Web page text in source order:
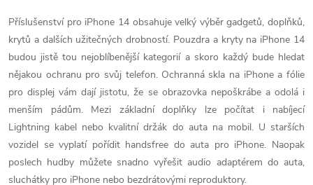
d
a
c
í
p
r
á
n
k
o
v
á
n
í
Příslušenství pro iPhone 14 obsahuje velký výběr gadgetů, doplňků,
krytů a dalších užitečných drobností. Pouzdra a kryty na iPhone 14
budou jistě tou nejoblíbenější kategorií a skoro každý bude hledat
nějakou ochranu pro svůj telefon. Ochranná skla na iPhone a fólie
pro displej vám dají jistotu, že se obrazovka nepoškrábe a odolá i
menším pádům. Mezi základní doplňky lze počítat i nabíjecí
Lightning kabel nebo kvalitní držák do auta na mobil. U starších
vozidel se vyplatí pořídit handsfree do auta pro iPhone. Naopak
poslech hudby můžete snadno vyřešit audio adaptérem do auta,
sluchátky pro iPhone nebo bezdrátovými reproduktory.